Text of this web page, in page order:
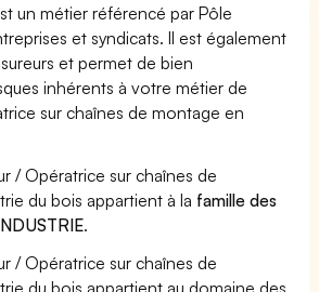
un métier référencé par Pôle
et syndicats. Il est également
et permet de bien
inhérents à votre métier de
sur chaînes de montage en
/ Opératrice sur chaînes de
du bois appartient à la famille des
.
/ Opératrice sur chaînes de
du bois appartient au domaine des